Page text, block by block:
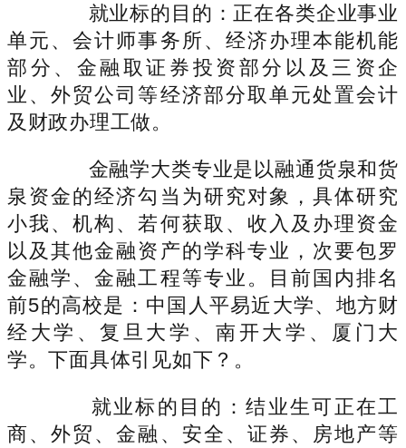
就业标的目的：正在各类企业事业
单元、会计师事务所、经济办理本能机能
部分、金融取证券投资部分以及三资企
业、外贸公司等经济部分取单元处置会计
及财政办理工做。
金融学大类专业是以融通货泉和货
泉资金的经济勾当为研究对象，具体研究
小我、机构、若何获取、收入及办理资金
以及其他金融资产的学科专业，次要包罗
金融学、金融工程等专业。目前国内排名
前5的高校是：中国人平易近大学、地方财
经大学、复旦大学、南开大学、厦门大
学。下面具体引见如下？。
就业标的目的：结业生可正在工
商、外贸、金融、安全、证券、房地产等